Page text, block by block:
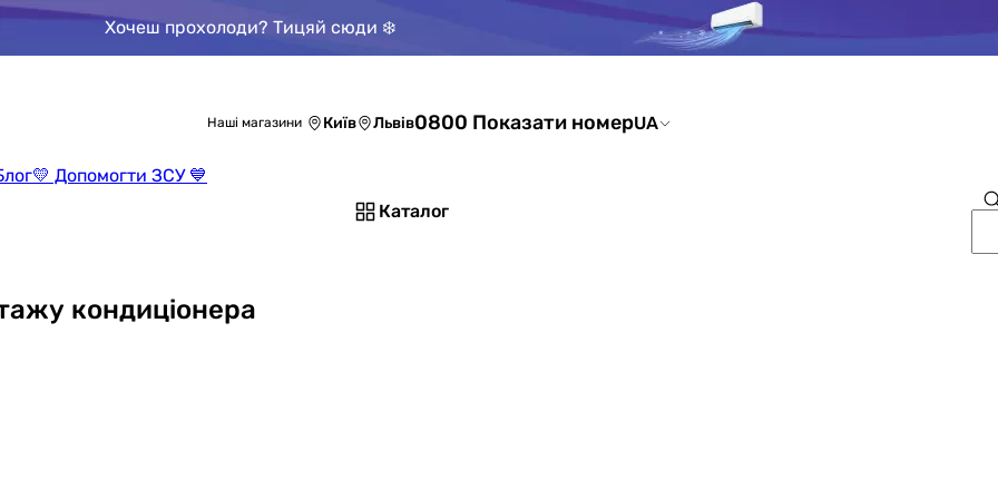
Хочеш прохолоди? Тицяй сюди ❄️
💛 Допомогти ЗСУ 💙
Наші магазини Київ Львів0800 Показати номерUA
Каталог
кондиціонера